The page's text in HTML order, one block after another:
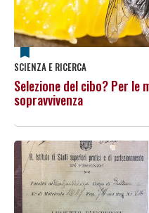
SCIENZA E RICERCA
Selezione del cibo? Per le
sopravvivenza